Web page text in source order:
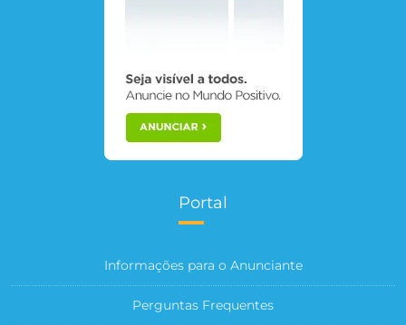
Portal
Informações para o Anunciante
Perguntas Frequentes